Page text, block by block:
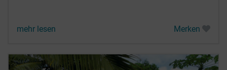
mehr lesen Merken